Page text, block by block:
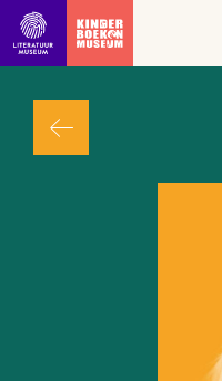
Ga direct naar inhoud